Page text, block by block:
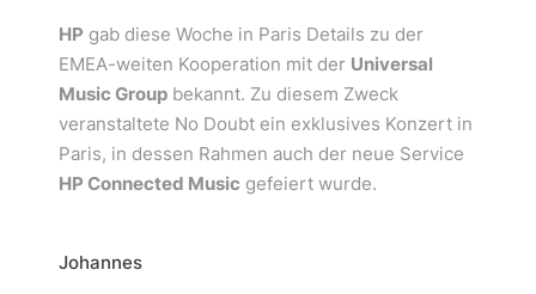
HP gab diese Woche in Paris Details zu der
EMEA-weiten Kooperation mit der Universal
Music Groupbekannt. Zu diesem Zweck
veranstaltete No Doubt ein exklusives Konzert in
Paris, in dessen Rahmen auch der neue Service
HP Connected Music gefeiert wurde.
Johannes